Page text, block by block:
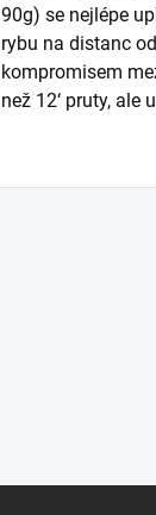
90g) se nejlépe
rybu na distanc
kompromisem
než 12‘ pruty, ale